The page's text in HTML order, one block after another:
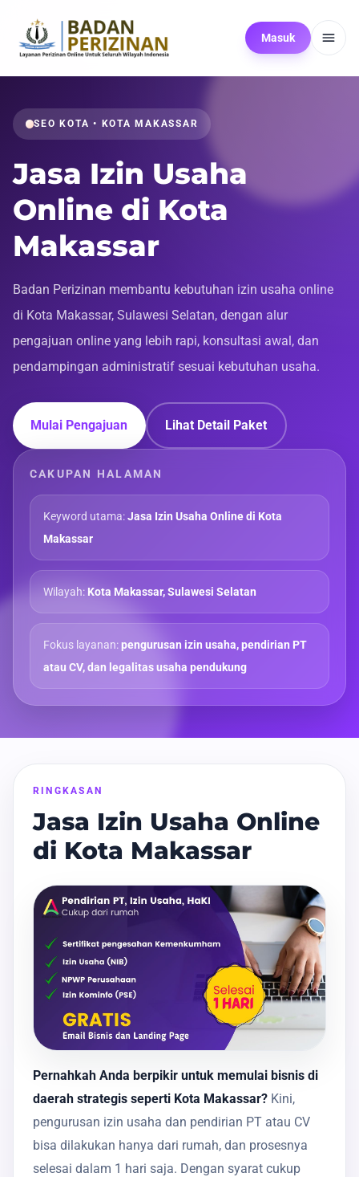
Masuk
SEO KOTA • KOTA MAKASSAR
Jasa Izin Usaha
Online di Kota
Makassar
Badan Perizinan membantu kebutuhan izin usaha online
di Kota Makassar, Sulawesi Selatan, dengan alur
pengajuan online yang lebih rapi, konsultasi awal, dan
pendampingan administratif sesuai kebutuhan usaha.
Mulai Pengajuan Lihat Detail Paket
CAKUPAN HALAMAN
Keyword utama:Jasa Izin Usaha Online di Kota
Makassar
Wilayah:Kota Makassar, Sulawesi Selatan
Fokus layanan:pengurusan izin usaha, pendirian PT
atau CV, dan legalitas usaha pendukung
RINGKASAN
Jasa Izin Usaha Online
di Kota Makassar
Pernahkah Anda berpikir untuk memulai bisnis di
daerah strategis seperti Kota Makassar? Kini,
pengurusan izin usaha dan pendirian PT atau CV
bisa dilakukan hanya dari rumah, dan prosesnya
selesai dalam 1 hari saja. Dengan syarat cukup